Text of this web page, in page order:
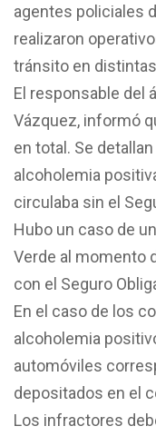
agentes policiales
realizaron
tránsito en
El responsable del
Vázquez, informó
en total. Se
alcoholemia
circulaba sin el
Hubo un caso de
Verde al momento
con el Seguro
En el caso de los
alcoholemia
automóviles
depositados en el
Los infractores